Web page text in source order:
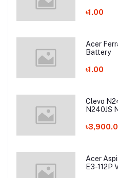
৳1.00
Acer
Battery
৳1.00
Clevo
N240JS
Acer
E3-112P